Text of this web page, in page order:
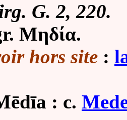
G. 2, 220.
hors site :
: c.